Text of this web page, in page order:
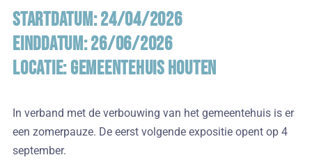
Startdatum: 24/04/2026
Einddatum: 26/06/2026
Locatie: Gemeentehuis Houten
In verband met de verbouwing van het gemeentehuis is er
een zomerpauze. De eerst volgende expositie opent op 4
september.